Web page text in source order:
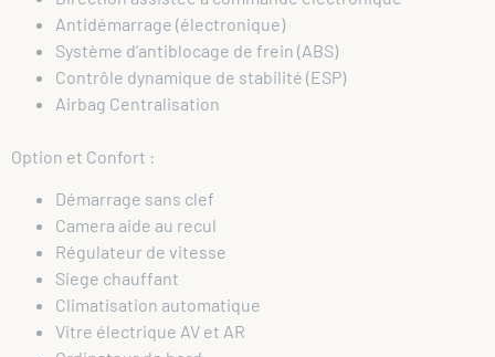
Antidémarrage (électronique)
Système d’antiblocage de frein (ABS)
Contrôle dynamique de stabilité (ESP)
Airbag Centralisation
Option et Confort :
Démarrage sans clef
Camera aide au recul
Régulateur de vitesse
Siege chauffant
Climatisation automatique
Vitre électrique AV et AR